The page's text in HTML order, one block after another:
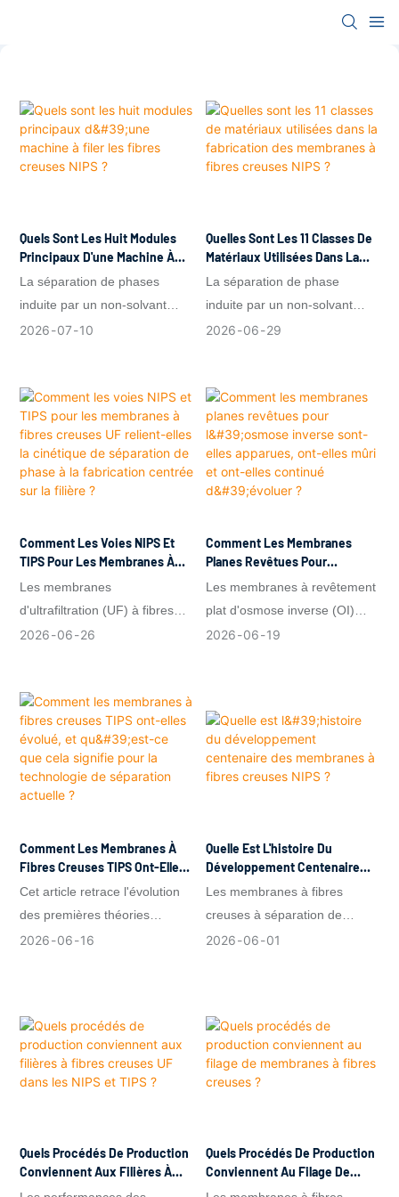
Quels Sont Les Huit Modules
Principaux D'une Machine À
Filer Les Fibres Creuses NIPS ?
La séparation de phases
induite par un non-solvant
(NIPS) permet de filer des
sélective et d'une sous-
structure poreuse de support,
à l'échelle industrielle. Cet
article décrit les modules
principaux d'une ligne de
moderne, présente les
différences de configuration
pour la filtration
environnementale, la dialyse
médicale et la séparation des
2026 07 10
Quelles Sont Les 11 Classes De
Matériaux Utilisées Dans La
Fabrication Des Membranes À
La séparation de phase
induite par un non-solvant
(NIPS) permet la fabrication à
peaux sélectives finement
ajustables et de sous-
structures poreuses robustes.
Ces fibres constituent des
plateformes compactes à
pour la filtration
environnementale,
l'hémodialyse, les dispositifs
en contact avec le sang et les
procédés de séparation des
2026 06 29
Comment Les Voies NIPS Et
TIPS Pour Les Membranes À
Fibres Creuses UF Relient-
Séparation De Phase À La
Fabrication Centrée Sur La
Les membranes
d'ultrafiltration (UF) à fibres
creuses tirent leurs
microstructure est régie par la
dynamique de séparation de
phase pendant le filage.
2026 06 26
Comment Les Membranes
Planes Revêtues Pour
L'osmose Inverse Sont-Elles
Ont-Elles Continué D'évoluer ?
Les membranes à revêtement
plat d'osmose inverse (OI)
sont le moteur silencieux du
des semi-conducteurs, de la
purification domestique et de
la récupération d'eau en circuit
2026 06 19
Comment Les Membranes À
Fibres Creuses TIPS Ont-Elles
Évolué, Et Qu'est-Ce Que Cela
De Séparation Actuelle ?
Cet article retrace l'évolution
des premières théories
jusqu'aux lignes de production
d'équipements à fibres
creuses TIPS pour ces
domaines.
2026 06 16
Quelle Est L'histoire Du
Développement Centenaire
Des Membranes À Fibres
Les membranes à fibres
creuses à séparation de
phase induite par non-solvant
performants. Du traitement
des eaux municipales aux
bioréacteurs à membrane, en
artificiels, l'enrichissement en
oxygène/azote et la
déshydratation par solvant,
2026 06 01
Quels Procédés De Production
Conviennent Aux Filières À
Fibres Creuses UF Dans Les
Quels Procédés De Production
Conviennent Au Filage De
Membranes À Fibres Creuses ?